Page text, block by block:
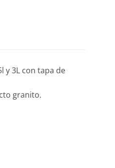
y 3L con tapa de
granito.